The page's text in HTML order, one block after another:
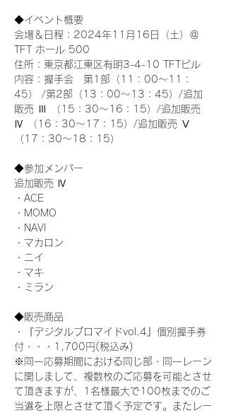
◆イベント概要
会場＆日程：2024年11月16日（土）＠
TFT ホール 500
住所：東京都江東区有明3-4-10 TFTビル
内容：握手会　第1部（11：00～11：
45） /第2部（13：00～13：45）/追加
販売 Ⅲ （15：30～16：15）/追加販売
Ⅳ （16：30～17：15）/追加販売 Ⅴ
（17：30～18：15）
◆参加メンバー
追加販売 Ⅳ
・ACE
・MOMO
・NAVI
・マカロン
・ニイ
・マキ
・ミラン
◆販売商品
・『デジタルブロマイドvol.4』個別握手券
付・・・1,700円(税込み)
※同一応募期間における同じ部・同一レーン
に関しまして、複数枚のご応募を可能とさせ
て頂きますが、1名様最大で100枚までのご
当選を上限とさせて頂く予定です。またレー